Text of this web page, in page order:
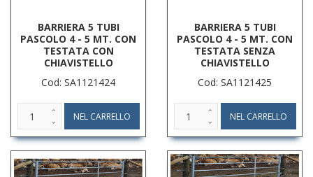
BARRIERA 5 TUBI
PASCOLO 4 - 5 MT. CON
TESTATA CON
CHIAVISTELLO
Cod: SA1121424
BARRIERA 5 TUBI
PASCOLO 4 - 5 MT. CON
TESTATA SENZA
CHIAVISTELLO
Cod: SA1121425